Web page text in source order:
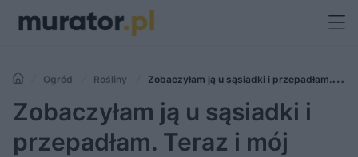
Ogród Rośliny
Zobaczyłam ją u sąsiadki i przepadłam.
Teraz i mój balkon wygląda jak z bajki! Sprawiła to bugenwilla
Zobaczyłam ją u sąsiadki i
przepadłam. Teraz i mój